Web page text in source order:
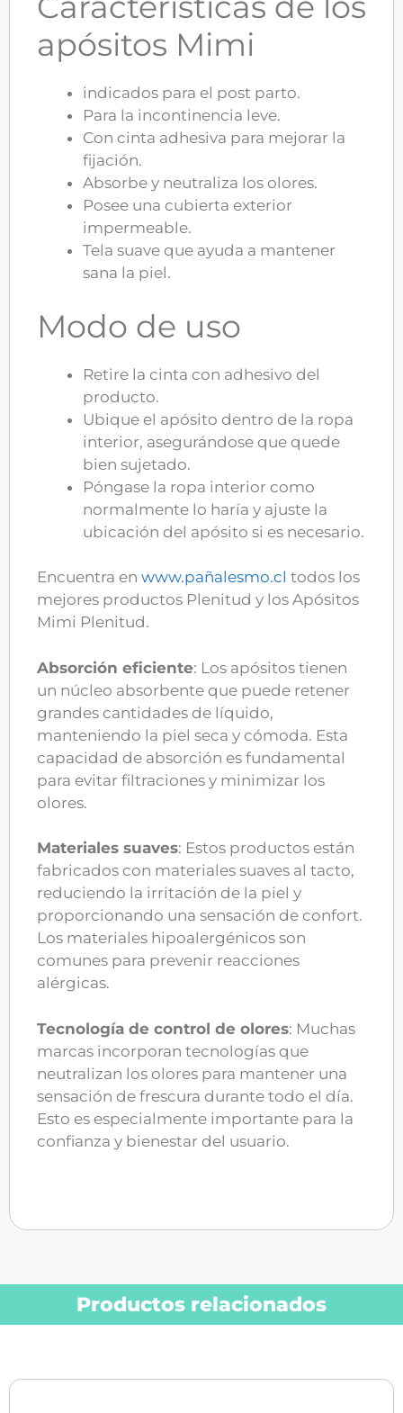
apósitos Mimi
indicados para el post parto.
Para la incontinencia leve.
Con cinta adhesiva para mejorar la
fijación.
Absorbe y neutraliza los olores.
Posee una cubierta exterior
impermeable.
Tela suave que ayuda a mantener
sana la piel.
Modo de uso
Retire la cinta con adhesivo del
producto.
Ubique el apósito dentro de la ropa
interior, asegurándose que quede
bien sujetado.
Póngase la ropa interior como
normalmente lo haría y ajuste la
ubicación del apósito si es necesario.
Encuentra en www.pañalesmo.cl todos los
mejores productos Plenitud y los Apósitos
Mimi Plenitud.
Absorción eficiente: Los apósitos tienen
un núcleo absorbente que puede retener
grandes cantidades de líquido,
manteniendo la piel seca y cómoda. Esta
capacidad de absorción es fundamental
para evitar filtraciones y minimizar los
olores.
Materiales suaves: Estos productos están
fabricados con materiales suaves al tacto,
reduciendo la irritación de la piel y
proporcionando una sensación de confort.
Los materiales hipoalergénicos son
comunes para prevenir reacciones
alérgicas.
Tecnología de control de olores: Muchas
marcas incorporan tecnologías que
neutralizan los olores para mantener una
sensación de frescura durante todo el día.
Esto es especialmente importante para la
confianza y bienestar del usuario.
Productos relacionados